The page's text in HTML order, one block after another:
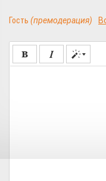
Гость (премодерация)